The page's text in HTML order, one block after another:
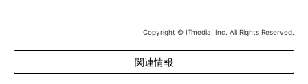
Copyright © ITmedia, Inc. All Rights Reserved.
関連情報